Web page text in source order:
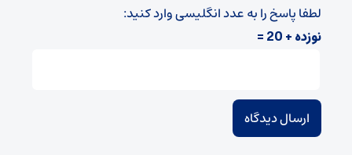
لطفا پاسخ را به عدد انگلیسی وارد کنید:
نوزده + 20 =